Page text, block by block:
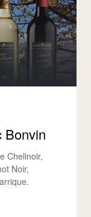
Bonvin
Chelinoir,
Noir,